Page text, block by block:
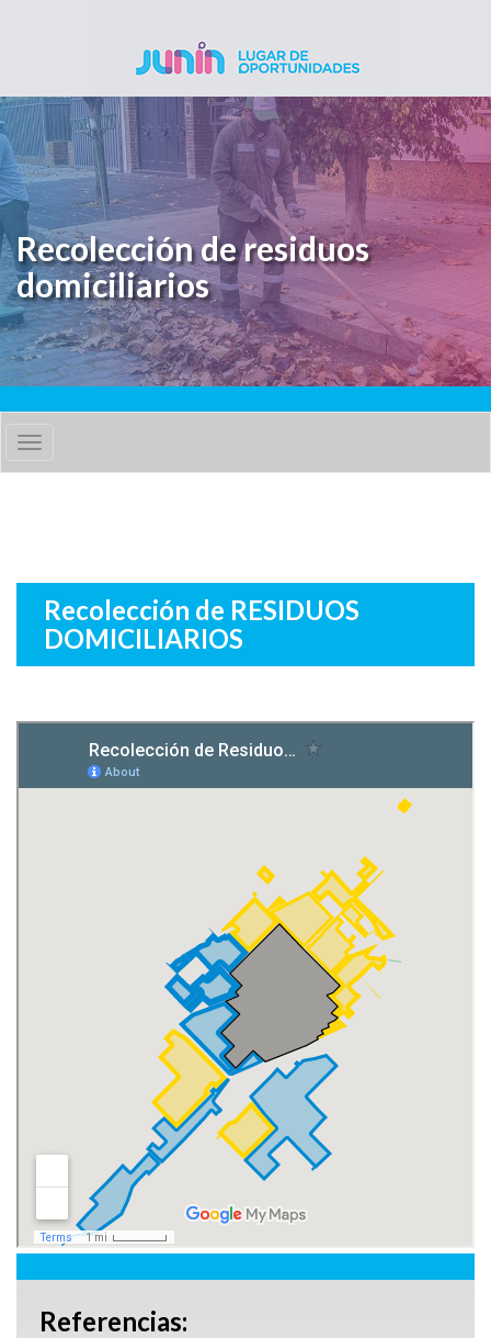
Recolección de residuos
domiciliarios
Toggle
Recolección de RESIDUOS
DOMICILIARIOS
Referencias: